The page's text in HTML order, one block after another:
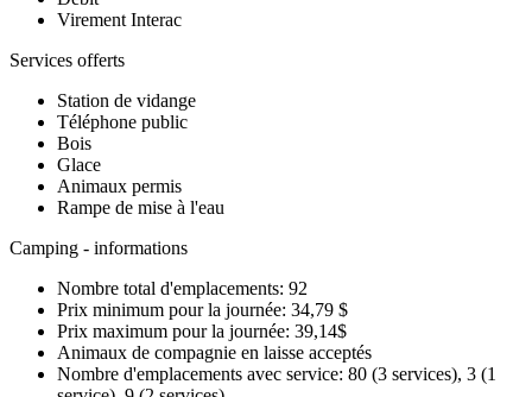
Virement Interac
Services offerts
Station de vidange
Téléphone public
Bois
Glace
Animaux permis
Rampe de mise à l'eau
Camping - informations
Nombre total d'emplacements: 92
Prix minimum pour la journée: 34,79 $
Prix maximum pour la journée: 39,14$
Animaux de compagnie en laisse acceptés
Nombre d'emplacements avec service: 80 (3 services), 3 (1